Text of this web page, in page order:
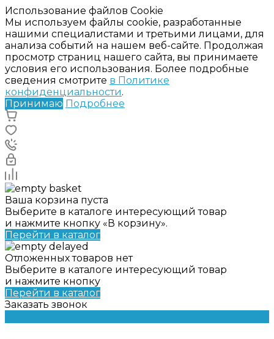
Использование файлов Cookie
Мы используем файлы cookie, разработанные
нашими специалистами и третьими лицами, для
анализа событий на нашем веб-сайте. Продолжая
просмотр страниц нашего сайта, вы принимаете
условия его использования. Более подробные
сведения смотрите в Политике
конфиденциальности.
Принимаю Подробнее
Ваша корзина пуста
Выберите в каталоге интересующий товар
и нажмите кнопку «В корзину».
Перейти в каталог
Отложенных товаров нет
Выберите в каталоге интересующий товар
и нажмите кнопку
Перейти в каталог
Заказать звонок